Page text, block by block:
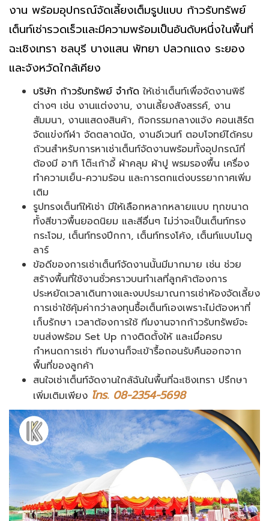
งาน พร้อมอุปกรณ์จัดเลี้ยงเต็มรูปแบบ ก้าวรับทรัพย์
เต็นท์เช่ารวดเร็วและมีความพร้อมเป็นอันดับหนึ่งในพื้นที่
ฉะเชิงเทรา ชลบุรี บางแสน พัทยา ปลวกแดง ระยอง
และจังหวัดใกล้เคียง
บริษัท ก้าวรับทรัพย์ จำกัดให้เช่าเต็นท์เพื่อจัดงานพิธี
ต่างๆ เช่น งานแต่งงาน, งานเลี้ยงสังสรรค์, งาน
สัมมนา, งานแสดงสินค้า, กิจกรรมกลางแจ้ง คอนเสิร์ต
จัดแข่งกีฬา จัดตลาดนัด, งานอีเวนท์ ตอบโจทย์ได้ครบ
ถ้วนสำหรับการหาเช่าเต็นท์จัดงานพร้อมทั้งอุปกรณ์ที่
ต้องมี อาทิ โต๊ะเก้าอี้ ผ้าคลุม ผ้าปู พรมรองพื้น เครื่อง
ทำความเย็น-ความร้อน และการตกแต่งบรรยากาศเพิ่ม
เติม
รูปทรงเต็นท์ให้เช่า มีให้เลือกหลากหลายแบบ ทุกขนาด
ทั้งสีขาวพื้นยอดนิยม และสีอื่นๆ ไม่ว่าจะเป็นเต็นท์ทรง
กระโจม, เต็นท์ทรงปีกกา, เต็นท์ทรงโค้ง, เต็นท์แบบโมดู
ลาร์
ข้อดีของการเช่าเต็นท์จัดงานนั้นมีมากมาย เช่น ช่วย
สร้างพื้นที่ใช้งานชั่วคราวบนทำเลที่ลูกค้าต้องการ
ประหยัดเวลาเดินทางและงบประมาณการเช่าห้องจัดเลี้ยง
การเช่าใช้คุ้มค่ากว่าลงทุนซื้อเต็นท์เองเพราะไม่ต้องหาที่
เก็บรักษา เวลาต้องการใช้ ทีมงานจากก้าวรับทรัพย์จะ
ขนส่งพร้อม Set Up กางติดตั้งให้ และเมื่อครบ
กำหนดการเช่า ทีมงานก็จะเข้ารื้อถอนรับคืนออกจาก
พื้นที่ของลูกค้า
สนใจเช่าเต็นท์จัดงานใกล้ฉันในพื้นที่ฉะเชิงเทรา ปรึกษา
เพิ่มเติมเพียง โทร. 08-2354-5698